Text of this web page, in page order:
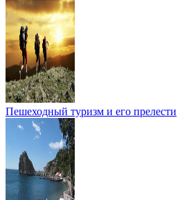
Пешеходный туризм и его прелести